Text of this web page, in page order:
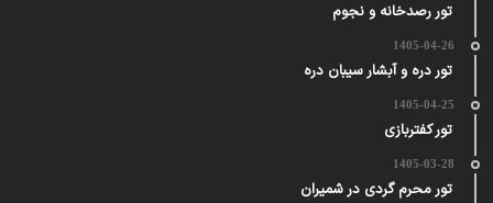
تور رصدخانه و نجوم
1405-04-26
تور دره و آبشار سیبان دره
1405-04-25
تور کفتربازی
1405-03-28
تور محرم گردی در شمیران